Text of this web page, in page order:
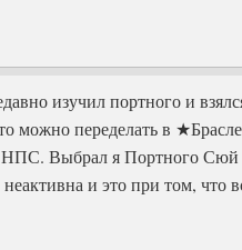
изучил портного и
можно переделать в
НПС. Выбрал я Портного
и это при том, что